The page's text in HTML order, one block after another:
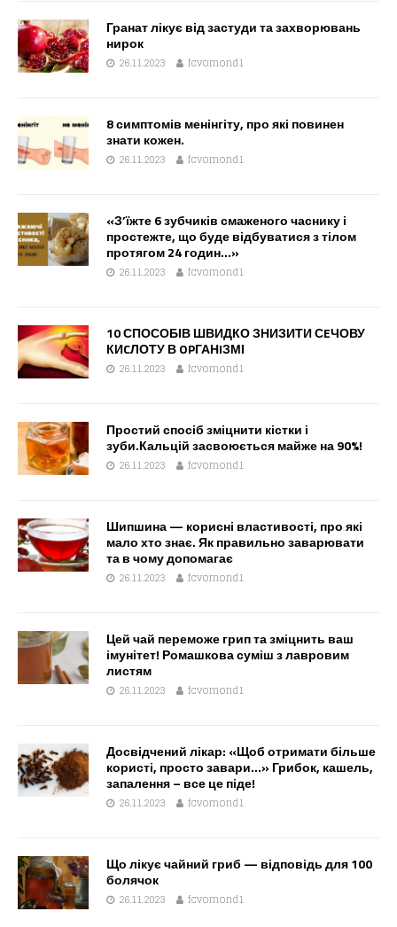
Гранат лікує від застуди та захворювань
нирок
26.11.2023 fcvomond1
8 симптомів менінгіту, про які повинен
знати кожен.
26.11.2023 fcvomond1
«З’їжте 6 зубчиків смаженого часнику і
простежте, що буде відбуватися з тілом
протягом 24 годин…»
26.11.2023 fcvomond1
10 СПОСОБІВ ШВИДКО ЗНИЗИТИ СEЧОВУ
КИCЛОТУ В OPГАНIЗМІ
26.11.2023 fcvomond1
Простий спосіб зміцнити кістки і
зуби.Кальцій засвоюється майже на 90%!
26.11.2023 fcvomond1
Шипшина — корисні властивості, про які
мало хто знає. Як правильно заварювати
та в чому допомагає
26.11.2023 fcvomond1
Цей чай переможе грип та зміцнить ваш
імунітет! Ромашкова суміш з лавровим
листям
26.11.2023 fcvomond1
Досвідчений лікар: «Щоб отримати більше
користі, просто завари…» Грибок, кашель,
запалення – все це піде!
26.11.2023 fcvomond1
Що лікує чайний гриб — відповідь для 100
болячок
26.11.2023 fcvomond1